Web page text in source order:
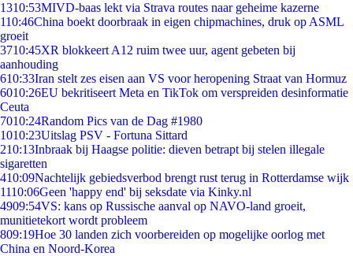
1310:53MIVD-baas lekt via Strava routes naar geheime kazerne
110:46China boekt doorbraak in eigen chipmachines, druk op ASML
groeit
3710:45XR blokkeert A12 ruim twee uur, agent gebeten bij
aanhouding
610:33Iran stelt zes eisen aan VS voor heropening Straat van Hormuz
6010:26EU bekritiseert Meta en TikTok om verspreiden desinformatie
Ceuta
7010:24Random Pics van de Dag #1980
1010:23Uitslag PSV - Fortuna Sittard
210:13Inbraak bij Haagse politie: dieven betrapt bij stelen illegale
sigaretten
410:09Nachtelijk gebiedsverbod brengt rust terug in Rotterdamse wijk
1110:06Geen 'happy end' bij seksdate via Kinky.nl
4909:54VS: kans op Russische aanval op NAVO-land groeit,
munitietekort wordt probleem
809:19Hoe 30 landen zich voorbereiden op mogelijke oorlog met
China en Noord-Korea